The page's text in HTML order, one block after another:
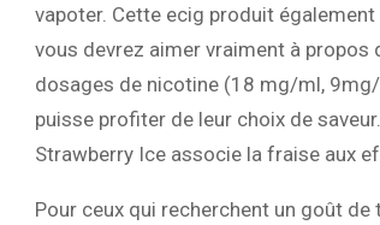
vapoter. Cette ecig produit
vous devrez aimer vraiment à
dosages de nicotine (18 mg/ml,
puisse profiter de leur choix de
Strawberry Ice associe la fraise aux
Pour ceux qui recherchent un goût